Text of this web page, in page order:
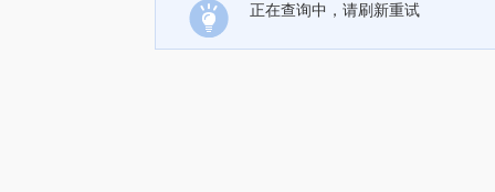
正在查询中，请刷新重试